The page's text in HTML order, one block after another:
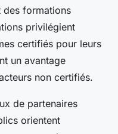
des formations
privilégient
certifiés pour leurs
un avantage
non certifiés.
de partenaires
orientent